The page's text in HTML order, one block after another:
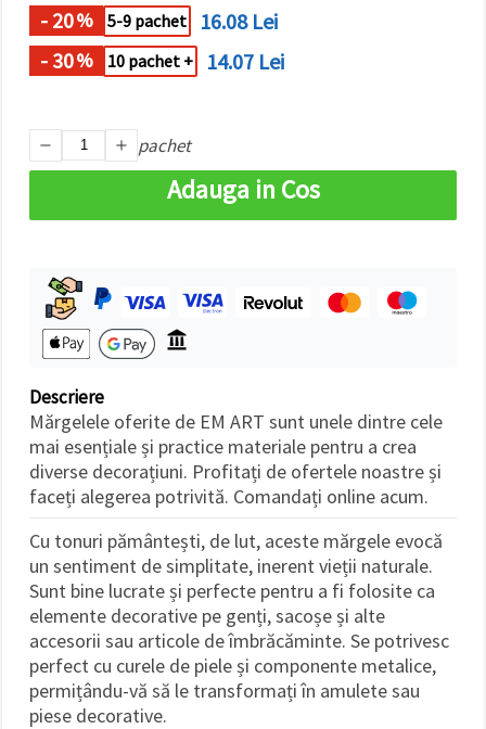
Setări
- 20% 5-9 pachet
16.08 Lei
- 30% 10 pachet + 14.07 Lei
pachet
Adauga in Cos
Descriere
Mărgelele oferite de EM ART sunt unele dintre cele
mai esențiale și practice materiale pentru a crea
diverse decorațiuni. Profitați de ofertele noastre și
faceți alegerea potrivită. Comandați online acum.
Cu tonuri pământești, de lut, aceste mărgele evocă
un sentiment de simplitate, inerent vieții naturale.
Sunt bine lucrate și perfecte pentru a fi folosite ca
elemente decorative pe genți, sacoșe și alte
accesorii sau articole de îmbrăcăminte. Se potrivesc
perfect cu curele de piele și componente metalice,
permițându-vă să le transformați în amulete sau
piese decorative.